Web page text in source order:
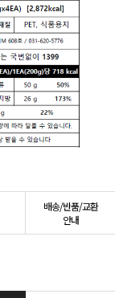
배송/반품/교환
안내